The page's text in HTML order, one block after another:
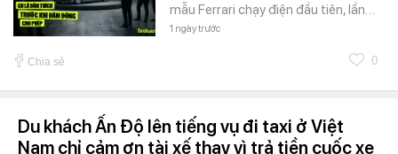
mẫu Ferrari chạy điện đầu tiên, lần…
1 ngày trước
Chia sẻ 0
Du khách Ấn Độ lên tiếng vụ đi taxi ở Việt
Nam chỉ cảm ơn tài xế thay vì trả tiền cuốc xe